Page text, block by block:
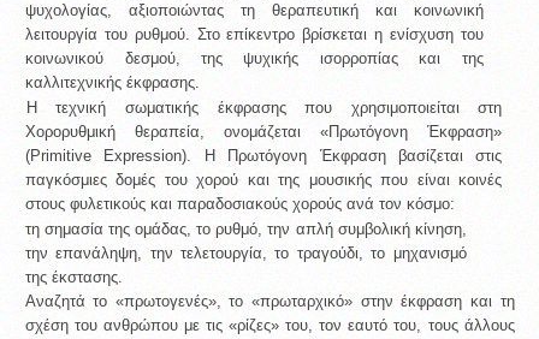
ψυχολογίας, αξιοποιώντας τη θεραπευτική και κοινωνική
λειτουργία του ρυθμού. Στο επίκεντρο βρίσκεται η ενίσχυση του
κοινωνικού δεσμού, της ψυχικής ισορροπίας και της
καλλιτεχνικής έκφρασης.
Η τεχνική σωματικής έκφρασης που χρησιμοποιείται στη
Χορορυθμική θεραπεία, ονομάζεται «Πρωτόγονη Έκφραση»
(Primitive Expression). Η Πρωτόγονη Έκφραση βασίζεται στις
παγκόσμιες δομές του χορού και της μουσικής που είναι κοινές
στους φυλετικούς και παραδοσιακούς χορούς ανά τον κόσμο:
τη σημασία της ομάδας, το ρυθμό, την απλή συμβολική κίνηση,
την επανάληψη, την τελετουργία, το τραγούδι, το μηχανισμό
της έκστασης.
Αναζητά το «πρωτογενές», το «πρωταρχικό» στην έκφραση και τη
σχέση του ανθρώπου με τις «ρίζες» του, τον εαυτό του, τους άλλους